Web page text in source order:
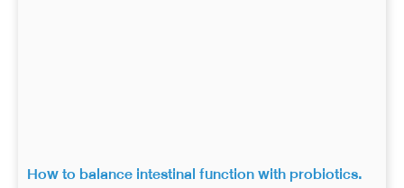
How to balance intestinal function with probiotics.